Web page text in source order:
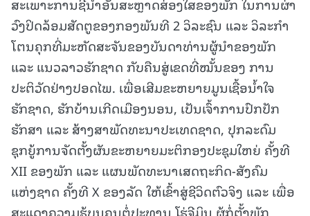
ວົງປິດລ້ອມສັດຕູຂອງກອງພັນທີ 2 ວິລະຊົນ ແລະ ວິລະກໍາ
ໂຕນຄຸກທີ່ມະຫັດສະຈັນຂອງບັນດາທ່ານຜູ້ນໍາຂອງພັກ
ແລະ ແນວລາວຮັກຊາດ ກັບຄືນສູ່ເຂດທີ່ໝັ້ນຂອງ ການ
ປະຕິວັດຢ່າງປອດໄພ. ເພື່ອເສີມຂະຫຍາຍມູນເຊື້ອນໍ້າໃຈ
ຮັກຊາດ, ຮັກບ້ານເກີດເມືອງນອນ, ເປັນເຈົ້າການປົກປັກ
ຮັກສາ ແລະ ສ້າງສາພັດທະນາປະເທດຊາດ, ປຸກລະດົມ
ຊຸກຍູ້ການຈັດຕັ້ງຜັນຂະຫຍາຍມະຕິກອງປະຊຸມໃຫຍ່ ຄັ້ງທີ
XII ຂອງພັກ ແລະ ແຜນພັດທະນາເສດຖະກິດ-ສັງຄົມ
ແຫ່ງຊາດ ຄັ້ງທີ X ຂອງລັດ ໃຫ້ເຂົ້າສູ່ຊີວິດຕົວຈິງ ແລະ ເພື່ອ
ສະແດງຄວາມຮູ້ບຸນຄຸນຕໍ່ປະທານ ໂຮ່ຈີມິນ ຜູ້ກໍ່ຕັ້ງພັກ